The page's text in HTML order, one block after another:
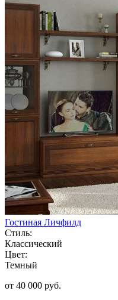
Гостиная Личфилд
Стиль:
Классический
Цвет:
Темный
от 40 000 руб.